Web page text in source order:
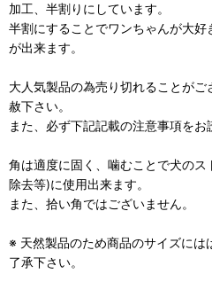
加工、半割りにしています。
半割にすることでワンちゃんが大好
が出来ます。
大人気製品の為売り切れることが
赦下さい。
また、必ず下記記載の注意事項をお
角は適度に固く、噛むことで犬の
除去等)に使用出来ます。
また、拾い角ではございません。
※ 天然製品のため商品のサイズには
了承下さい。